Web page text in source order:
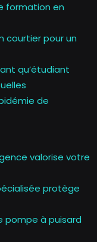
formation en
courtier pour un
qu’étudiant
de
valorise votre
protège
pompe à puisard